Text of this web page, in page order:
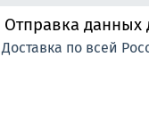
Отправка данных
Доставка по всей